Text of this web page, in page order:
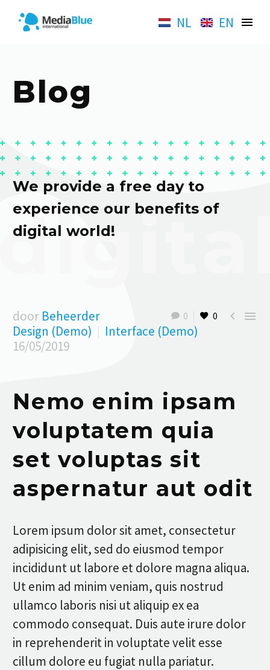
NL EN
Blog
We provide a free day to
experience our benefits of
digital world!
0 0  
door Beheerder
Design (Demo)
Interface (Demo)
16/05/2019
Nemo enim ipsam
voluptatem quia
set voluptas sit
aspernatur aut odit
Lorem ipsum dolor sit amet, consectetur
adipisicing elit, sed do eiusmod tempor
incididunt ut labore et dolore magna aliqua.
Ut enim ad minim veniam, quis nostrud
ullamco laboris nisi ut aliquip ex ea
commodo consequat. Duis aute irure dolor
in reprehenderit in voluptate velit esse
cillum dolore eu fugiat nulla pariatur.